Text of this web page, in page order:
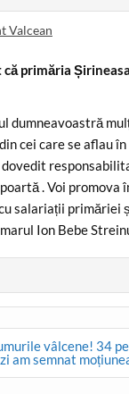
Valcean
primăria
dumneavoastră
cei care se aflau
. Voi
salariații primăriei
Ion Bebe
vâlcene! 34
am semnat